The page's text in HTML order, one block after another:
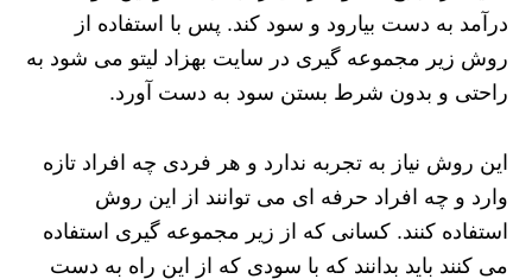
درآمد به دست بیارود و سود کند. پس با استفاده از
روش زیر مجموعه گیری در سایت بهزاد لیتو می‌ شود به‌
راحتی و بدون شرط بستن سود به دست آورد.
این روش نیاز به تجربه ندارد و هر فردی چه افراد تازه‌
وارد و چه افراد حرفه‌ ای می‌ توانند از این روش
استفاده کنند. کسانی که از زیر مجموعه گیری استفاده
می کنند باید بدانند که با سودی که از این راه به دست